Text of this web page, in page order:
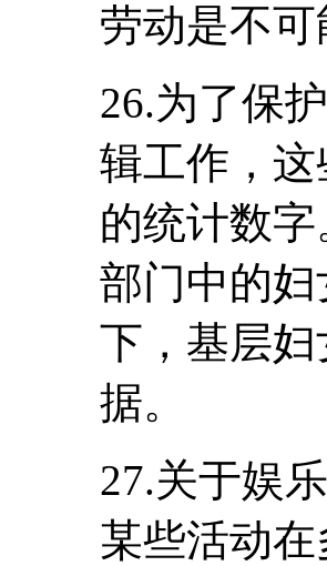
劳动是不可
26.为了保
辑工作，
的统计数
部门中的
下，基层
据。
27.关于娱
某些活动